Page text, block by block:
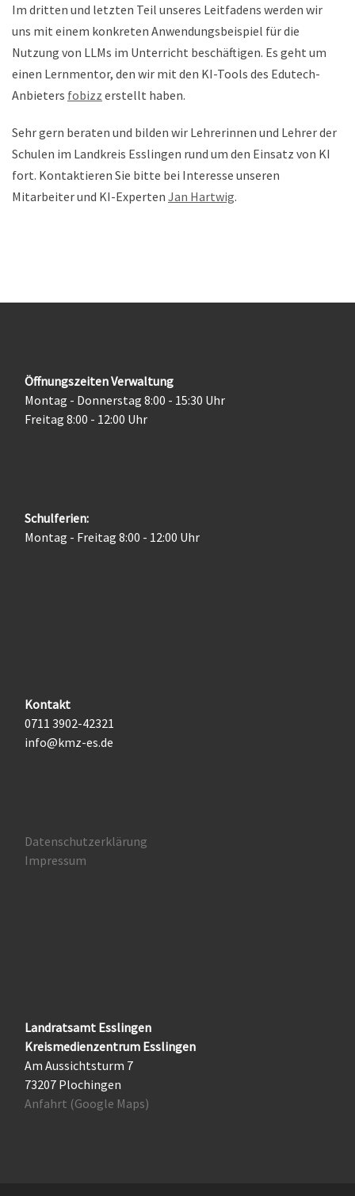
Im dritten und letzten Teil unseres Leitfadens werden wir
uns mit einem konkreten Anwendungsbeispiel für die
Nutzung von LLMs im Unterricht beschäftigen. Es geht um
einen Lernmentor, den wir mit den KI-Tools des Edutech-
Anbieters fobizz erstellt haben.
Sehr gern beraten und bilden wir Lehrerinnen und Lehrer der
Schulen im Landkreis Esslingen rund um den Einsatz von KI
fort. Kontaktieren Sie bitte bei Interesse unseren
Mitarbeiter und KI-Experten Jan Hartwig.
Öffnungszeiten Verwaltung
Montag - Donnerstag 8:00 - 15:30 Uhr
Freitag 8:00 - 12:00 Uhr
Schulferien:
Montag - Freitag 8:00 - 12:00 Uhr
Kontakt
0711 3902-42321
info@kmz-es.de
Datenschutzerklärung
Impressum
Landratsamt Esslingen
Kreismedienzentrum Esslingen
Am Aussichtsturm 7
73207 Plochingen
Anfahrt (Google Maps)